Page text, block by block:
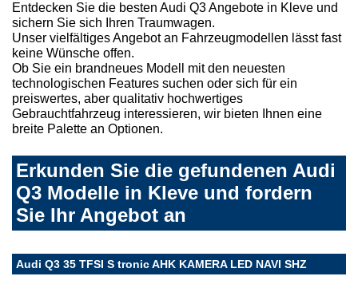
Entdecken Sie die besten Audi Q3 Angebote in Kleve und
sichern Sie sich Ihren Traumwagen.
Unser vielfältiges Angebot an Fahrzeugmodellen lässt fast
keine Wünsche offen.
Ob Sie ein brandneues Modell mit den neuesten
technologischen Features suchen oder sich für ein
preiswertes, aber qualitativ hochwertiges
Gebrauchtfahrzeug interessieren, wir bieten Ihnen eine
breite Palette an Optionen.
Erkunden Sie die gefundenen Audi
Q3 Modelle in Kleve und fordern
Sie Ihr Angebot an
Audi Q3 35 TFSI S tronic AHK KAMERA LED NAVI SHZ